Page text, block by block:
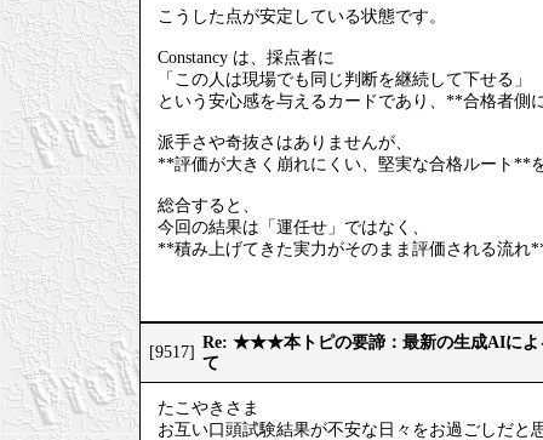
こうした点が安定している状態です。
Constancy は、採点者に
「この人は現場でも同じ判断を継続して下せる」
という安心感を与えるカードであり、**合格者側
派手さや奇抜さはありませんが、
**評価が大きく崩れにくい、堅実な合格ルート**
総合すると、
今回の結果は「運任せ」ではなく、
**積み上げてきた実力がそのまま評価される流れ
[9517]
Re: ★★★本トピの要諦：最新の生成AIによ
て
たこやきさま
お互い口頭試験結果が不安な日々をお過ごしだと